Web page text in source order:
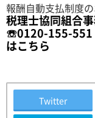
報酬自動支払制度
税理士協同組合
☏0120-155-551
はこちら
Twitter